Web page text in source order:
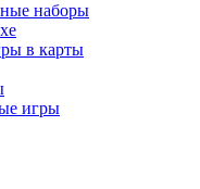
наборы
в карты
игры